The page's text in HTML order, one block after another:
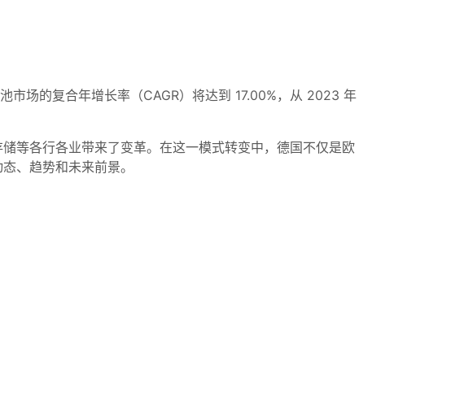
场的复合年增长率（CAGR）将达到 17.00%，从 2023 年
等各行各业带来了变革。在这一模式转变中，德国不仅是欧
、趋势和未来前景。